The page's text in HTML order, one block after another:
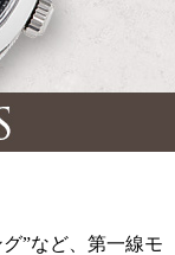
”など、第一線モ